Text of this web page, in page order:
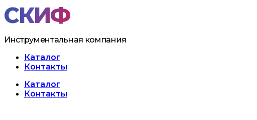
Перейти
к
содержимому
Инструментальная компания
Каталог
Контакты
МенюКаталог
Контакты